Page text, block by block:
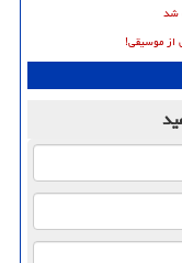
شد
از موسیقی!